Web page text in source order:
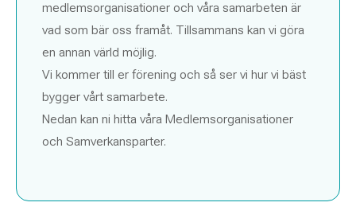
medlemsorganisationer och våra samarbeten är
vad som bär oss framåt. Tillsammans kan vi göra
en annan värld möjlig.
Vi kommer till er förening och så ser vi hur vi bäst
bygger vårt samarbete.
Nedan kan ni hitta våra Medlemsorganisationer
och Samverkansparter.